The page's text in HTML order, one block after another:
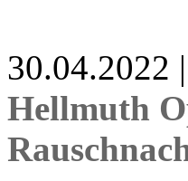
30.04.2022
Hellmuth